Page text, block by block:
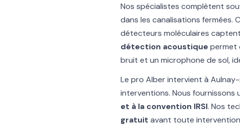
Nos spécialistes complètent
dans les canalisations fermées.
détecteurs moléculaires
détection acoustiquepermet
bruit et un microphone de sol,
Le pro Alber intervient à
interventions. Nous fournissons
et à la convention IRSI. Nos
gratuit avant toute